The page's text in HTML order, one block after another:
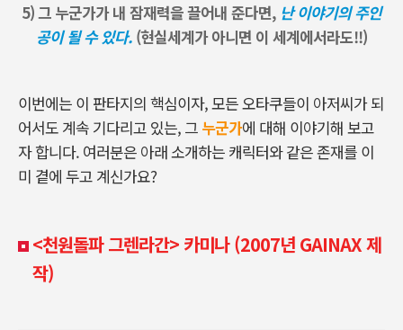
5) 그 누군가가 내 잠재력을 끌어내 준다면, 난 이야기의 주인
공이 될 수 있다. (현실세계가 아니면 이 세계에서라도!!)
이번에는 이 판타지의 핵심이자,모든 오타쿠들이 아저씨가 되
어서도 계속 기다리고 있는, 그 누군가에 대해 이야기해 보고
자 합니다. 여러분은 아래 소개하는 캐릭터와 같은 존재를 이
미 곁에 두고 계신가요?
<천원돌파 그렌라간> 카미나 (2007년 GAINAX 제
작)